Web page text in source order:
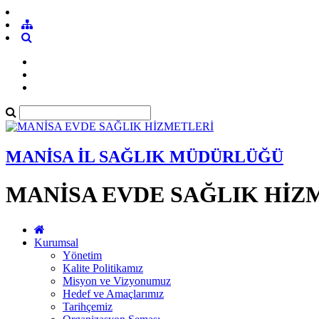
MANİSA İL SAĞLIK MÜDÜRLÜĞÜ
MANİSA EVDE SAĞLIK
Kurumsal
Yönetim
Kalite Politikamız
Misyon ve Vizyonumuz
Hedef ve Amaçlarımız
Tarihçemiz